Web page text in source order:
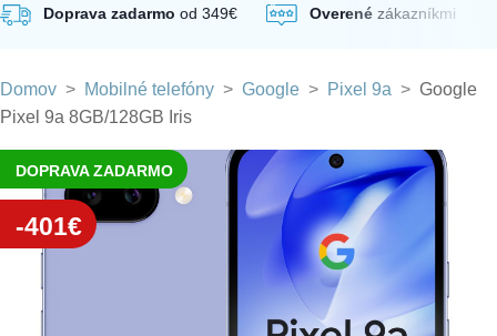
Doprava zadarmo od 349€ Overené zákazníkmi
Domov > Mobilné telefóny > Google > Pixel 9a > Google
Pixel 9a 8GB/128GB Iris
DOPRAVA ZADARMO
-401€